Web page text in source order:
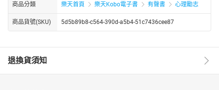
商品分類 樂天首頁 樂天Kobo電子書 有聲書 心理勵志
商品貨號(SKU) 5d5b89b8-c564-390d-a5b4-51c7436cee87
退換貨須知